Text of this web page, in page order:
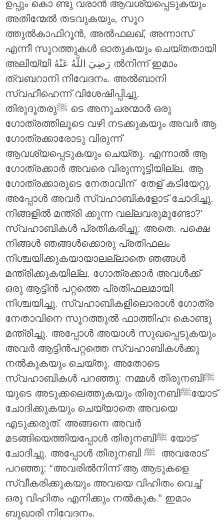
ഉപ്പും കൊ ണ്ടു വരാൻ ആവശ്യപ്പെടുകയും
അതിന്മേൽ തടവുകയും, സൂറ
ത്തുൽകാഫിറൂൻ, അൽഫലഖ്, അന്നാസ്
എന്നീ സൂറത്തുകൾ ഓതുകയും ചെയ്തതായി
അലിയ്യി رَضِيَ اللَّهُ عَنْهُ ൽനിന്ന് ഇമാം
ത്വബറാനി നിവേദനം. അൽബാനി
സ്വഹീഹെന്ന് വിശേഷിപ്പിച്ചു.
തിരുദൂതരുﷺ ടെ അനുചരന്മാർ ഒരു
ഗോത്രത്തിലൂടെ വഴി നടക്കുകയും അവർ ആ
ഗോത്രക്കാരോടു വിരുന്ന്
ആവശ്യപ്പെടുകയും ചെയ്തു. എന്നാൽ ആ
ഗോത്രക്കാർ അവരെ വിരുന്നൂട്ടിയില്ല. ആ
ഗോത്രക്കാരുടെ നേതാവിന് തേള് കടിയേറ്റു.
അപ്പോൾ അവർ സ്വഹാബികളോട് ചോദിച്ചു.
നിങ്ങളിൽ മന്ത്രി ക്കുന്ന വല്ലവരുമുണ്ടോ?’
സ്വഹാബികൾ പ്രതികരിച്ചു: അതെ. പക്ഷെ
നിങ്ങൾ ഞങ്ങൾക്കൊരു പ്രതിഫലം
നിശ്ചയിക്കുകയായാലല്ലാതെ ഞങ്ങൾ
മന്ത്രിക്കുകയില്ല. ഗോത്രക്കാർ അവൾക്ക്
ഒരു ആട്ടിൻ പറ്റത്തെ പ്രതിഫലമായി
നിശ്ചയിച്ചു. സ്വഹാബികളിലൊരാൾ ഗോത്ര
നേതാവിനെ സൂറത്തുൽ ഫാത്തിഹഃ കൊണ്ടു
മന്ത്രിച്ചു. അപ്പോൾ അയാൾ സുഖപ്പെടുകയും
അവർ ആട്ടിൻപറ്റത്തെ സ്വഹാബികൾക്കു
നൽകുകയും ചെയ്തു. അതോടെ
സ്വഹാബികൾ പറഞ്ഞു: നമ്മൾ തിരുനബി‎ﷺ
യുടെ അടുക്കലെത്തുകയും തിരുനബി‎ﷺയോട്
ചോദിക്കുകയും ചെയ്യാതെ അവയെ
എടുക്കരുത്. അങ്ങനെ അവർ
മടങ്ങിയെത്തിയപ്പോൾ തിരുനബിﷺ യോട്
ചോദിച്ചു. അപ്പോൾ തിരുനബി ‎ﷺ അവരോട്
പറഞ്ഞു: “അവരിൽനിന്ന് ആ ആടുകളെ
സ്വീകരിക്കുകയും അവയെ വിഹിതം വെച്ച്
ഒരു വിഹിതം എനിക്കും നൽകുക.” ഇമാം
ബുഖാരി നിവേദനം.